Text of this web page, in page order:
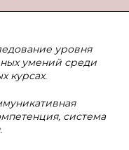
уровня
умений среди
курсах.
система